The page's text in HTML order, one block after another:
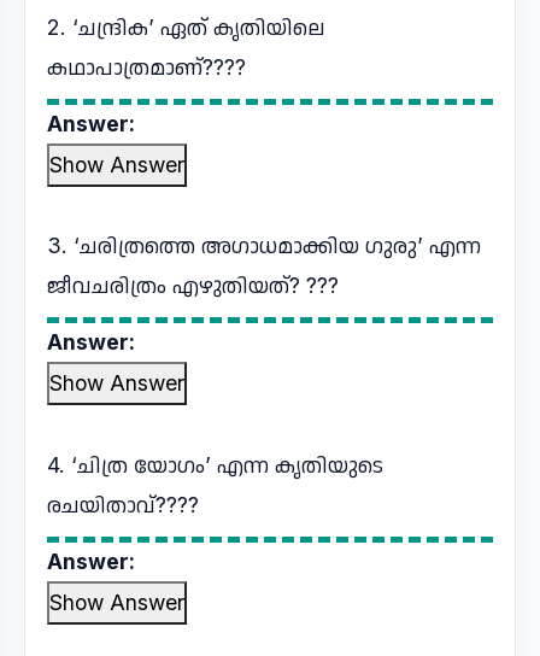
2. ‘ചന്ദ്രിക’ ഏത് കൃതിയിലെ
കഥാപാത്രമാണ്????
Answer:
Show Answer
3. ‘ചരിത്രത്തെ അഗാധമാക്കിയ ഗുരു’ എന്ന
ജീവചരിത്രം എഴുതിയത്? ???
Answer:
Show Answer
4. ‘ചിത്ര യോഗം’ എന്ന കൃതിയുടെ
രചയിതാവ്????
Answer:
Show Answer